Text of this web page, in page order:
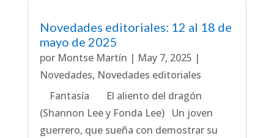
Novedades editoriales: 12 al 18 de
mayo de 2025
por Montse Martín | May 7, 2025 |
Novedades, Novedades editoriales
Fantasía El aliento del dragón
(Shannon Lee y Fonda Lee) Un joven
guerrero, que sueña con demostrar su